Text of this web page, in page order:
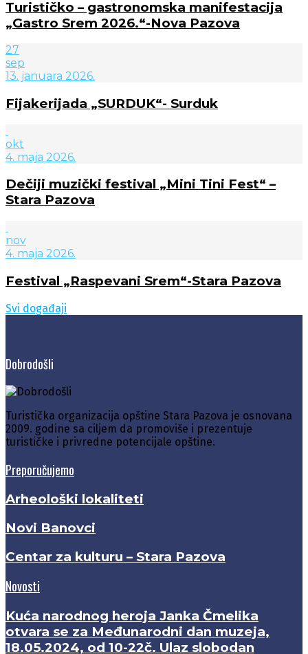
Turističko – gastronomska manifestacija
„Gastro Srem 2026.“-Nova Pazova
27
sep
13. januara 2026.
Fijakerijada „SURDUK“- Surduk
okt
4. maja 2026.
Dečiji muzički festival „Mini Tini Fest“ –
Stara Pazova
nov
4. maja 2026.
Festival „Raspevani Srem“-Stara Pazova
Svi događaji
Dobrodošli
Turistička organizacija opštine Stara Pazova je osnovana
2009. godine sa ciljem da promoviše i prezentuje
turističke i privredne potencijale opštine.
Preporučujemo
Arheološki lokaliteti
Novi Banovci
Centar za kulturu – Stara Pazova
Novosti
Kuća narodnog heroja Janka Čmelika
otvara se za Međunarodni dan muzeja,
18.05.2024, od 10-22č. Ulaz slobodan